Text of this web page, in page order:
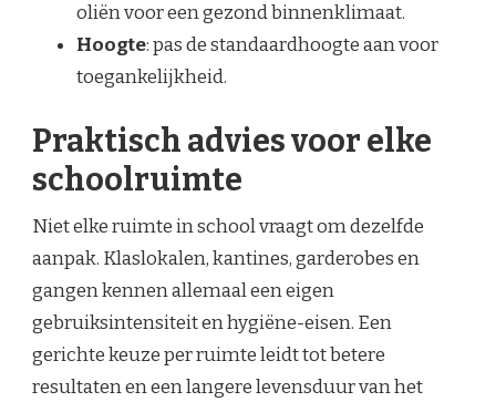
oliën voor een gezond binnenklimaat.
Hoogte: pas de standaardhoogte aan voor
toegankelijkheid.
Praktisch advies voor elke
schoolruimte
Niet elke ruimte in school vraagt om dezelfde
aanpak. Klaslokalen, kantines, garderobes en
gangen kennen allemaal een eigen
gebruiksintensiteit en hygiëne-eisen. Een
gerichte keuze per ruimte leidt tot betere
resultaten en een langere levensduur van het